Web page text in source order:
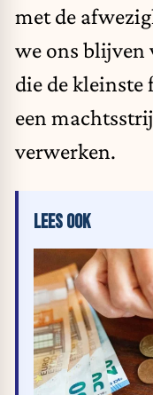
met de
we ons blijven
die de
een
verwerken.
LEES OOK